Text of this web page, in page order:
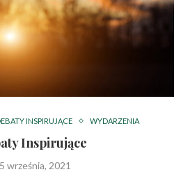
INSPIRUJĄCE WYDARZENIA
Inspirujące
września, 2021